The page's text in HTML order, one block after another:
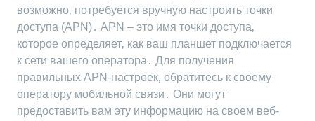
возможно‚ потребуется вручную настроить точки
доступа (APN)․ APN – это имя точки доступа‚
которое определяет‚ как ваш планшет подключается
к сети вашего оператора․ Для получения
правильных APN-настроек‚ обратитесь к своему
оператору мобильной связи․ Они могут
предоставить вам эту информацию на своем веб-